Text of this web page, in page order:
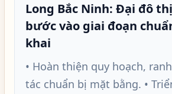
Long Bắc Ninh: Đại đô
bước vào giai đoạn
khai
• Hoàn thiện quy hoạch,
tác chuẩn bị mặt bằng. •